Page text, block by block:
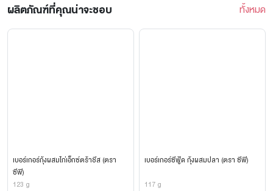
ผลิตภัณฑ์ที่คุณน่าจะชอบ ทั้งหมด
เบอร์เกอร์กุ้งผสมไก่เอ็กซ์ตร้าชีส (ตรา
ซีพี)
123 g
เบอร์เกอร์ซีฟู้ด กุ้งผสมปลา (ตรา ซีพี)
117 g